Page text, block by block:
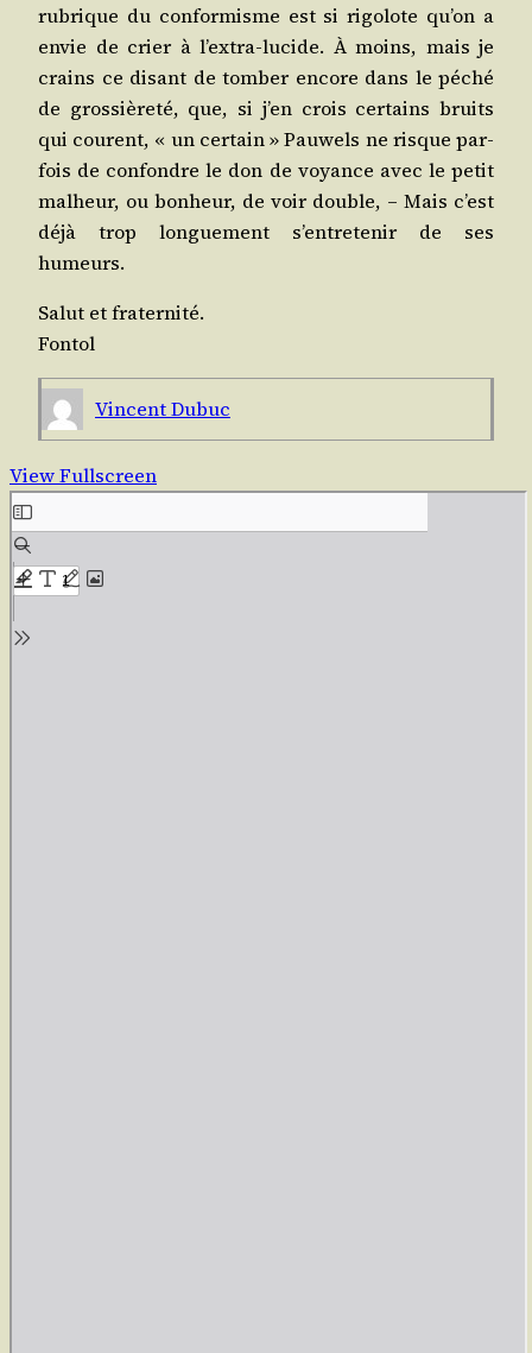
rubrique du confor­misme est si rigo­lote qu’on a
envie de crier à l’extra-lucide. À moins, mais je
crains ce disant de tom­ber encore dans le péché
de gros­siè­re­té, que, si j’en crois cer­tains bruits
qui courent, « un cer­tain » Pau­wels ne risque par­
fois de confondre le don de voyance avec le petit
mal­heur, ou bon­heur, de voir double, – Mais c’est
déjà trop lon­gue­ment s’entretenir de ses
humeurs.
Salut et fraternité.
Fon­tol
Vincent Dubuc
View Fullscreen